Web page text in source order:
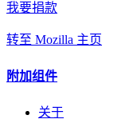
我要捐款
转至 Mozilla 主页
附加组件
关于